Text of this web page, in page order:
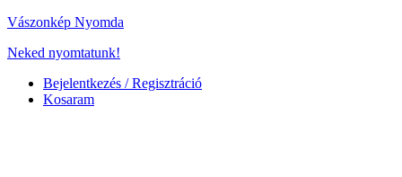
Vászonkép Nyomda
Neked nyomtatunk!
Bejelentkezés / Regisztráció
Kosaram